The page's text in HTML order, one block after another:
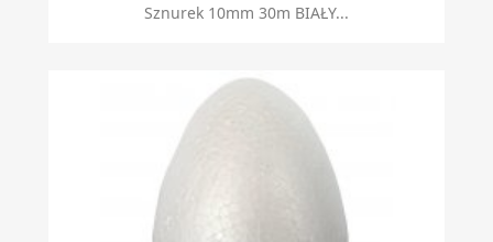
Sznurek 10mm 30m BIAŁY...